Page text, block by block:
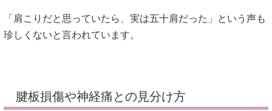
「肩こりだと思っていたら、実は五十肩だった」という声も
珍しくないと言われています。
腱板損傷や神経痛との見分け方